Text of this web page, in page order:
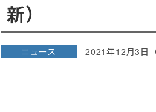
新）
ニュース 2021年12月3日（